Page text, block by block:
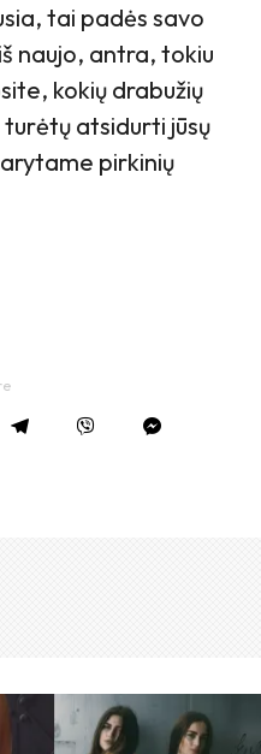
tai padės savo
naujo, antra, tokiu
kokių drabužių
turėtų atsidurti jūsų
pirkinių